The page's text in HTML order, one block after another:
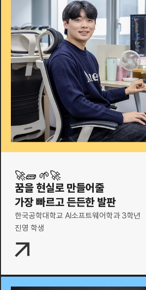
🚀🧱 🌱🚀
꿈을 현실로 만들어줄
가장 빠르고 든든한 발판
한국공학대학교 AI소프트웨어학과 3학년
진영 학생